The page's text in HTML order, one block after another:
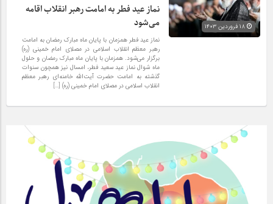
نماز عید فطر به امامت رهبر انقلاب اقامه
می‌شود
نماز عید فطر همزمان با پایان ماه مبارک رمضان به امامت
رهبر معظم انقلاب اسلامی در مصلای امام خمینی (ره)
برگزار می‌شود. همزمان با پایان ماه مبارک رمضان و حلول
ماه شوال نماز عید سعید فطر، امسال نیز همچون سنوات
گذشته به امامت حضرت آیت‌الله خامنه‌ای رهبر معظم
انقلاب اسلامی در مصلای امام خمینی (ره) […]